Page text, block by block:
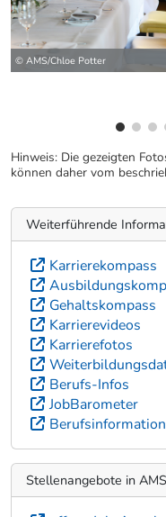
© AMS/Chloe Potter
Hinweis: Die gezeigten
können daher vom
Weiterführende
Karrierekompass
Gehaltskompass
Karrierevideos
Karrierefotos
Berufs-Infos
JobBarometer
Stellenangebote in